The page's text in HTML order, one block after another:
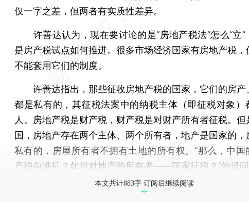
仅一字之差，但两者有实质性差异。
许善达认为，现在要讨论的是“房地产税法”怎么“立”
是房产税试点如何推进。很多市场经济国家有房地产税，
不能套用它们的制度。
许善达指出，那些征收房地产税的国家，它们的房产
都是私有的，其征税法案中的纳税主体（即征税对象）
人。房地产税是财产税，财产税是对财产所有者征税。但
国，房地产存在两个主体、两个所有者，地产是国家的，
私有的，房屋所有者不拥有土地的所有权。“那么，中国
产税向谁征？如何对地产的所有者——国家征税？”他设问
本文共计883字 订阅后继续阅读